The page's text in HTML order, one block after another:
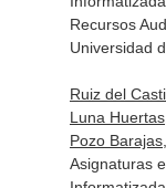
Recursos
Universidad
Ruiz del
Luna
Pozo
Asignaturas